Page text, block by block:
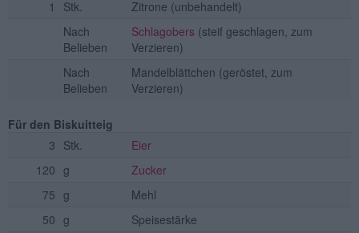
1 Stk. Zitrone (unbehandelt)
Nach
Belieben
Schlagobers (steif geschlagen, zum
Verzieren)
Nach
Belieben
Mandelblättchen (geröstet, zum
Verzieren)
Für den Biskuitteig
3 Stk.
Eier
120 g
Zucker
75 g
Mehl
50 g
Speisestärke